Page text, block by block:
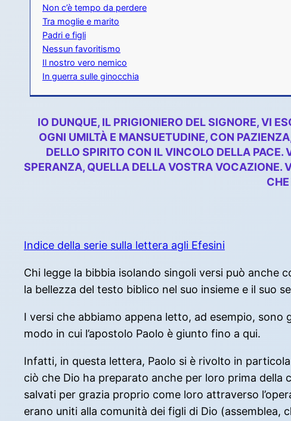
Non c’è tempo da perdere
Tra moglie e marito
Padri e figli
Nessun favoritismo
Il nostro vero nemico
In guerra sulle ginocchia
IO DUNQUE, IL PRIGIONIERO DEL SIGNORE, VI
OGNI UMILTÀ E MANSUETUDINE, CON
DELLO SPIRITO CON IL VINCOLO DELLA
SPERANZA, QUELLA DELLA VOSTRA VOCAZIONE.
Indice della serie sulla lettera agli Efesini
Chi legge la bibbia isolando singoli versi può anche
la bellezza del testo biblico nel suo insieme e il suo
I versi che abbiamo appena letto, ad esempio, sono
modo in cui l’apostolo Paolo è giunto fino a qui.
Infatti, in questa lettera, Paolo si è rivolto in
ciò che Dio ha preparato anche per loro prima
salvati per grazia proprio come loro attraverso
erano uniti alla comunità dei figli di Dio (assemblea,